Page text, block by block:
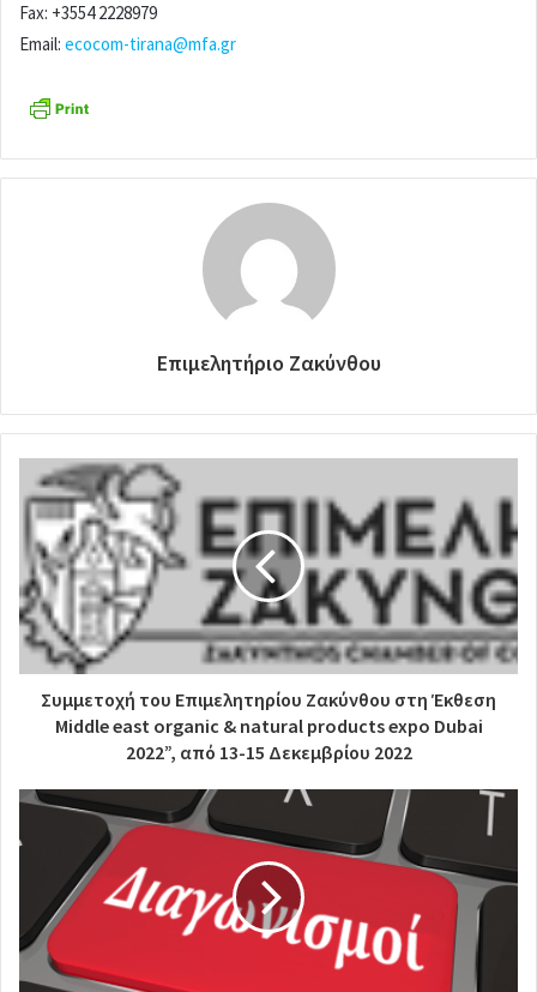
Fax: +3554 2228979
Email: ecocom-tirana@mfa.gr
Επιμελητήριο Ζακύνθου
Συμμετοχή του Επιμελητηρίου Ζακύνθου στη Έκθεση
Middle east organic & natural products expo Dubai
2022”, από 13-15 Δεκεμβρίου 2022